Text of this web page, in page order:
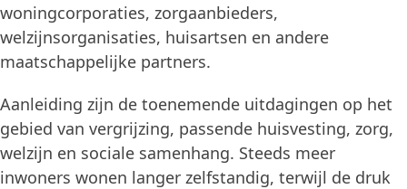
woningcorporaties, zorgaanbieders,
welzijnsorganisaties, huisartsen en andere
maatschappelijke partners.
Aanleiding zijn de toenemende uitdagingen op het
gebied van vergrijzing, passende huisvesting, zorg,
welzijn en sociale samenhang. Steeds meer
inwoners wonen langer zelfstandig, terwijl de druk